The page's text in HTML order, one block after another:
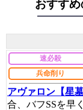
おすす
速必殺
兵命削り
アヴァロン【星墓
合、バフSSを早